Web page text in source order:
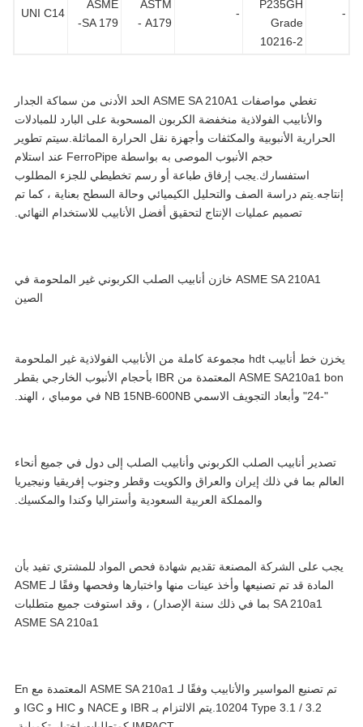
P235GH
Grade
10216-2
ASTM
ASME
SA 179-
UNI C14
تغطي مواصفات ASME SA 210A1 الحد الأدنى من سماكة الجدار
والأنابيب الفولاذية منخفضة الكربون المسحوبة على البارد للمبادلات
الحرارية الأنبوبية والمكثفات وأجهزة نقل الحرارة المماثلة.سيتم تطوير
حجم الأنبوب الموصى به بواسطة FerroPipe عند استلام
استفسارك.يجب إرفاق طباعة أو رسم تخطيطي للجزء المطلوب
دراسة الصف والتحليل الكيميائي وحالة السطح بعناية ، كما تم
تصميم عمليات الإنتاج لتحقيق أفضل الأنابيب للاستخدام النهائي.
ASME SA 210A1 خازن أنابيب الصلب الكربوني غير الملحومة في
الصين
يخزن خط أنابيب hdt مجموعة كاملة من الأنابيب الفولاذية غير الملحومة
ASME SA210a1 bon المعتمدة من IBR بأحجام الأنبوب الخارجي بقطر
تصدير أنابيب الصلب الكربوني وأنابيب الصلب إلى دول في جميع أنحاء
بما في ذلك إيران والعراق والكويت وقطر وجنوب إفريقيا ونيجيريا
والمملكة العربية السعودية وأستراليا وكندا والمكسيك.
على الشركة المصنعة تقديم شهادة فحص المواد للمشتري تفيد بأن
المادة قد تم تصنيعها وأخذ عينات منها واختبارها وفحصها وفقًا لـ ASME
SA 210a1 بما في ذلك سنة الإصدار) ، وقد استوفت جميع متطلبات
ASME SA 210a1
تم تصنيع المواسير والأنابيب وفقًا لـ ASME SA 210a1 المعتمدة مع En
10204 Type 3.1 / 3.2.يتم الالتزام بـ IBR و NACE و HIC و IGC و